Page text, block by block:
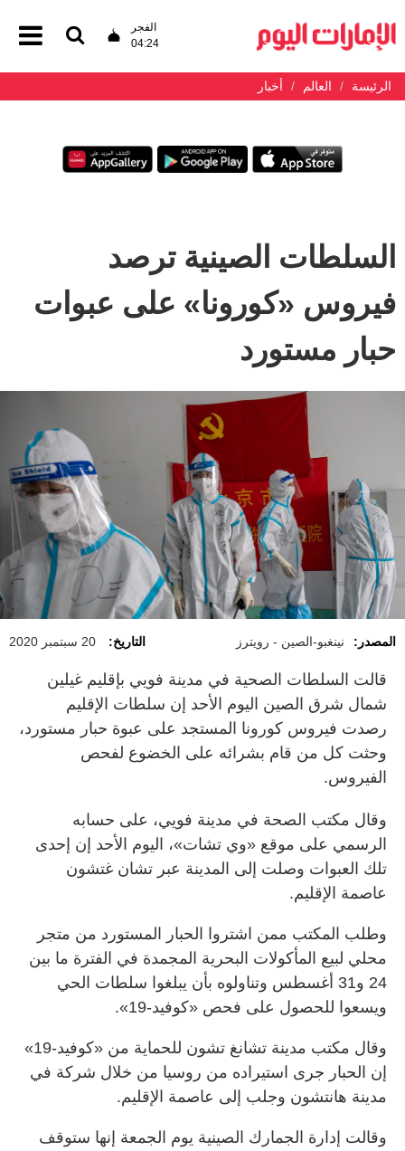
الفجر
04:24
الرئيسة العالم أخبار
السلطات الصينية ترصد
فيروس «كورونا» على عبوات
حبار مستورد
المصدر: نينغبو-الصين - رويترز التاريخ: 20 سبتمبر 2020
قالت السلطات الصحية في مدينة فويي بإقليم غيلين
شمال شرق الصين اليوم الأحد إن سلطات الإقليم
رصدت فيروس كورونا المستجد على عبوة حبار مستورد،
وحثت كل من قام بشرائه على الخضوع لفحص
الفيروس.
وقال مكتب الصحة في مدينة فويي، على حسابه
الرسمي على موقع «وي تشات»، اليوم الأحد إن إحدى
تلك العبوات وصلت إلى المدينة عبر تشان غتشون
عاصمة الإقليم.
وطلب المكتب ممن اشتروا الحبار المستورد من متجر
محلي لبيع المأكولات البحرية المجمدة في الفترة ما بين
24 و31 أغسطس وتناولوه بأن يبلغوا سلطات الحي
ويسعوا للحصول على فحص «كوفيد-19».
وقال مكتب مدينة تشانغ تشون للحماية من «كوفيد-19»
إن الحبار جرى استيراده من روسيا من خلال شركة في
مدينة هانتشون وجلب إلى عاصمة الإقليم.
وقالت إدارة الجمارك الصينية يوم الجمعة إنها ستوقف